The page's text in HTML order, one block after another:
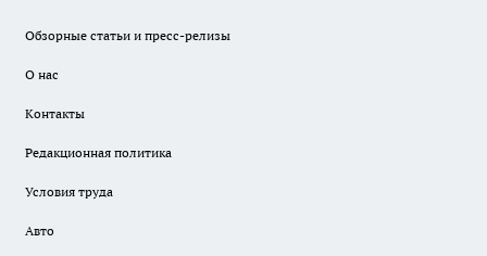
Обзорные статьи и пресс-релизы
О нас
Контакты
Редакционная политика
Условия труда
Авто